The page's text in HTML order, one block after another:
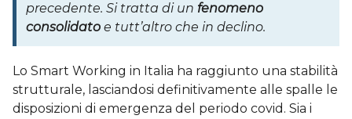
precedente. Si tratta di un fenomeno
consolidato e tutt’altro che in declino.
Lo Smart Working in Italia ha raggiunto una stabilità
strutturale, lasciandosi definitivamente alle spalle le
disposizioni di emergenza del periodo covid. Sia i